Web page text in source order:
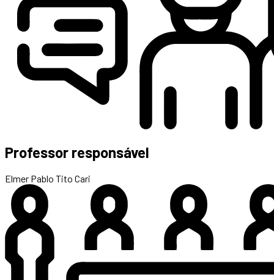
Professor responsável
Elmer Pablo Tito Cari